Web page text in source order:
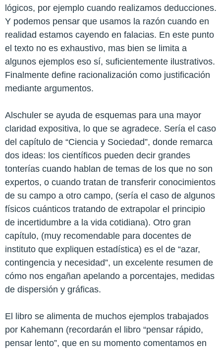
lógicos, por ejemplo cuando realizamos deducciones.
Y podemos pensar que usamos la razón cuando en
realidad estamos cayendo en falacias. En este punto
el texto no es exhaustivo, mas bien se limita a
algunos ejemplos eso sí, suficientemente ilustrativos.
Finalmente define racionalización como justificación
mediante argumentos.
Alschuler se ayuda de esquemas para una mayor
claridad expositiva, lo que se agradece. Sería el caso
del capítulo de “Ciencia y Sociedad”, donde remarca
dos ideas: los científicos pueden decir grandes
tonterías cuando hablan de temas de los que no son
expertos, o cuando tratan de transferir conocimientos
de su campo a otro campo, (sería el caso de algunos
físicos cuánticos tratando de extrapolar el principio
de incertidumbre a la vida cotidiana). Otro gran
capítulo, (muy recomendable para docentes de
instituto que expliquen estadística) es el de “azar,
contingencia y necesidad”, un excelente resumen de
cómo nos engañan apelando a porcentajes, medidas
de dispersión y gráficas.
El libro se alimenta de muchos ejemplos trabajados
por Kahemann (recordarán el libro “pensar rápido,
pensar lento”, que en su momento comentamos en